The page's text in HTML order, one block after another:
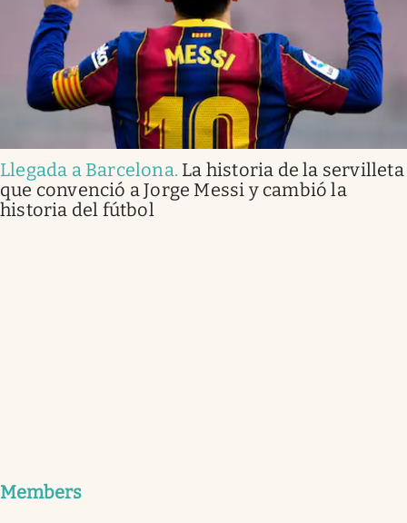
Llegada a Barcelona. La historia de la servilleta
que convenció a Jorge Messi y cambió la
historia del fútbol
Members